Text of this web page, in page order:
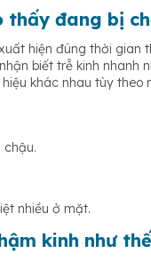
thấy đang bị
hiện đúng thời gian
biết trễ kinh nhanh
khác nhau tùy theo
nhiều ở mặt.
kinh như